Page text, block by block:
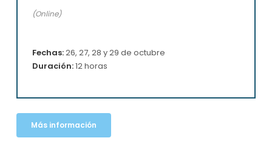
(Online)
Fechas:26, 27, 28 y 29 de octubre
Duración:12 horas
Más información